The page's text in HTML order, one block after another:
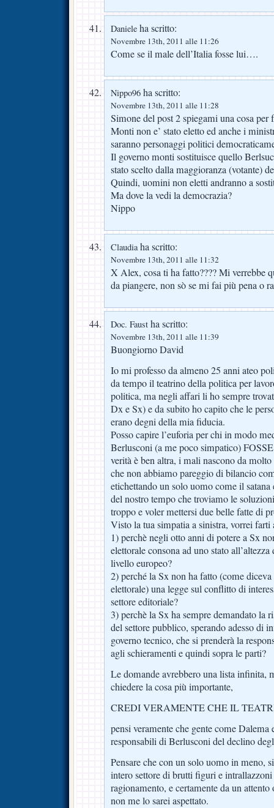
Daniele ha scritto:
Novembre 13th, 2011 alle 11:26
Come se il male dell’Italia fosse lui….
Nippo96 ha scritto:
Novembre 13th, 2011 alle 11:28
Simone del post 2 spiegami una cosa per
Monti non e’ stato eletto ed anche i
saranno personaggi politici
Il governo monti sostituisce quello
stato scelto dalla maggioranza (votante)
Quindi, uomini non eletti andranno a
Ma dove la vedi la democrazia?
Nippo
Claudiaha scritto:
Novembre 13th, 2011 alle 11:32
X Alex, cosa ti ha fatto???? Mi verrebbe
da piangere, non sò se mi fai più pena o
Doc. Faust ha scritto:
Novembre 13th, 2011 alle 11:39
Buongiorno David
Io mi professo da almeno 25 anni ateo
da tempo il teatrino della politica per
politica, ma negli affari li ho sempre
Dx e Sx) e da subito ho capito che le
erano degni della mia fiducia.
Posso capire l’euforia per chi in modo
Berlusconi (a me poco simpatico)
verità è ben altra, i mali nascono da
che non abbiamo pareggio di bilancio
etichettando un solo uomo come il
del nostro tempo che troviamo le
troppo e voler mettersi due belle fatte di
Visto la tua simpatia a sinistra, vorrei
1) perchè negli otto anni di potere a Sx
elettorale consona ad uno stato
livello europeo?
2) perché la Sx non ha fatto (come
elettorale) una legge sul conflitto di
settore editoriale?
3) perchè la Sx ha sempre demandato la
del settore pubblico, sperando adesso di
governo tecnico, che si prenderà la
agli schieramenti e quindi sopra le parti?
Le domande avrebbero una lista infinita,
chiedere la cosa più importante,
CREDI VERAMENTE CHE IL
pensi veramente che gente come
responsabili di Berlusconi del declino
Pensare che con un solo uomo in meno,
intero settore di brutti figuri e
ragionamento, e certamente da un
non me lo sarei aspettato.